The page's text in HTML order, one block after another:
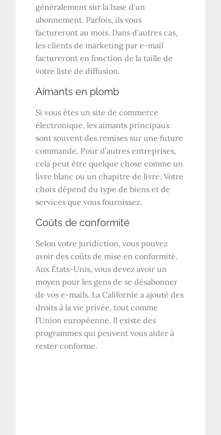
généralement sur la base d’un
abonnement. Parfois, ils vous
factureront au mois. Dans d’autres cas,
les clients de marketing par e-mail
factureront en fonction de la taille de
votre liste de diffusion.
Aimants en plomb
Si vous êtes un site de commerce
électronique, les aimants principaux
sont souvent des remises sur une future
commande. Pour d’autres entreprises,
cela peut être quelque chose comme un
livre blanc ou un chapitre de livre. Votre
choix dépend du type de biens et de
services que vous fournissez.
Coûts de conformité
Selon votre juridiction, vous pouvez
avoir des coûts de mise en conformité.
Aux États-Unis, vous devez avoir un
moyen pour les gens de se désabonner
de vos e-mails. La Californie a ajouté des
droits à la vie privée, tout comme
l’Union européenne. Il existe des
programmes qui peuvent vous aider à
rester conforme.